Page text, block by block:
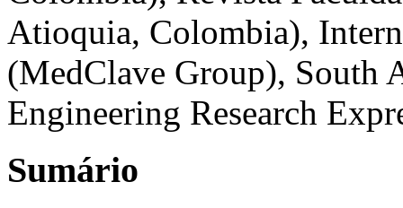
Atioquia, Colombia),
(MedClave Group), South
Engineering Research
Sumário